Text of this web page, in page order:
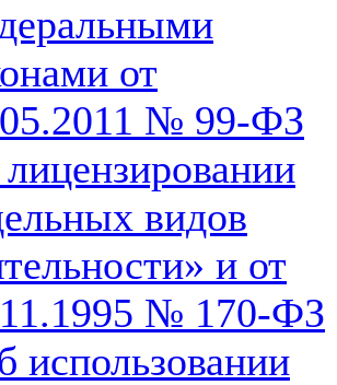
от
№ 99-ФЗ
видов
и от
№ 170-ФЗ
использовании